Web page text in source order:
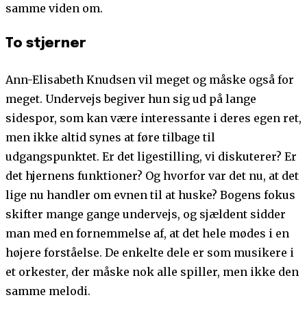
samme viden om.
To stjerner
Ann-Elisabeth Knudsen vil meget og måske også for
meget. Undervejs begiver hun sig ud på lange
sidespor, som kan være interessante i deres egen ret,
men ikke altid synes at føre tilbage til
udgangspunktet. Er det ligestilling, vi diskuterer? Er
det hjernens funktioner? Og hvorfor var det nu, at det
lige nu handler om evnen til at huske? Bogens fokus
skifter mange gange undervejs, og sjældent sidder
man med en fornemmelse af, at det hele mødes i en
højere forståelse. De enkelte dele er som musikere i
et orkester, der måske nok alle spiller, men ikke den
samme melodi.